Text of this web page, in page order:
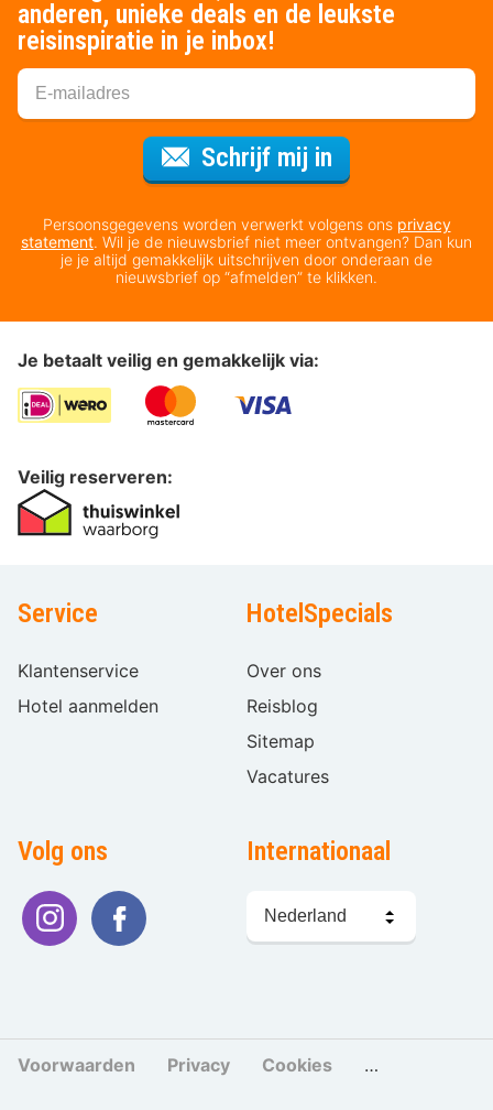
anderen, unieke deals en de leukste
reisinspiratie in je inbox!
Schrijf mij in
Persoonsgegevens worden verwerkt volgens ons privacy
statement. Wil je de nieuwsbrief niet meer ontvangen? Dan kun
je je altijd gemakkelijk uitschrijven door onderaan de
nieuwsbrief op “afmelden” te klikken.
Je betaalt veilig en gemakkelijk via:
Veilig reserveren:
Service
Klantenservice
Hotel aanmelden
HotelSpecials
Over ons
Reisblog
Sitemap
Vacatures
Volg ons Internationaal
kiezen
Voorwaarden Privacy Cookies Cookies